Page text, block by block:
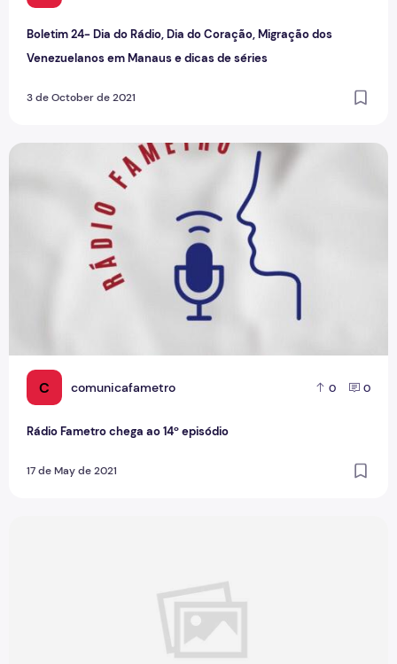
Boletim 24- Dia do Rádio, Dia do Coração, Migração dos
Venezuelanos em Manaus e dicas de séries
3 de October de 2021
C comunicafametro 0 0
Rádio Fametro chega ao 14º episódio
17 de May de 2021
Rádio Fametro chega ao 14º episódio